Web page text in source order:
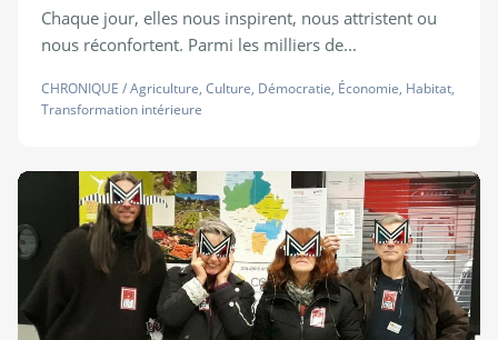
Chaque jour, elles nous inspirent, nous attristent ou
nous réconfortent. Parmi les milliers de...
CHRONIQUE /Agriculture, Culture, Démocratie, Économie, Habitat,
Transformation intérieure